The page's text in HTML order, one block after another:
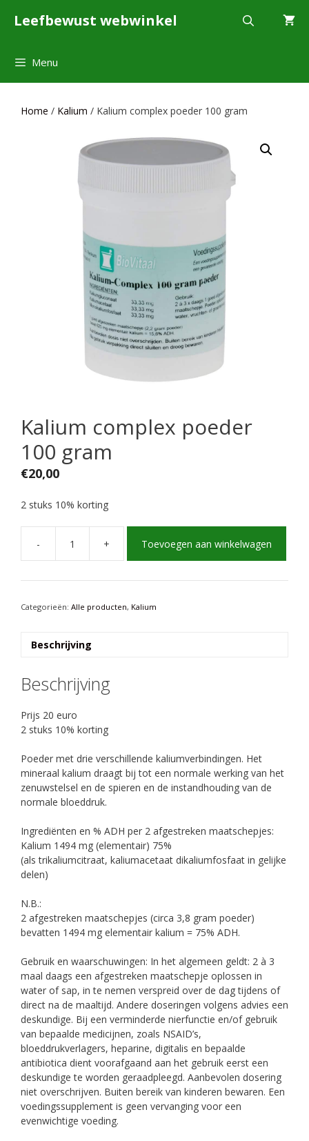
naarLeefbewust webwinkel
Menu
Home / Kalium / Kalium complex poeder 100 gram
Kalium complex poeder
100 gram
€20,00
2 stuks 10% korting
-
Kalium
complex
poeder
gram
+ Toevoegen aan winkelwagen
Categorieën: Alle producten, Kalium
Beschrijving
Beschrijving
Prijs 20 euro
2 stuks 10% korting
Poeder met drie verschillende kaliumverbindingen. Het
mineraal kalium draagt bij tot een normale werking van het
zenuwstelsel en de spieren en de instandhouding van de
normale bloeddruk.
Ingrediënten en % ADH per 2 afgestreken maatschepjes:
Kalium 1494 mg (elementair) 75%
(als trikaliumcitraat, kaliumacetaat dikaliumfosfaat in gelijke
delen)
N.B.:
2 afgestreken maatschepjes (circa 3,8 gram poeder)
bevatten 1494 mg elementair kalium = 75% ADH.
Gebruik en waarschuwingen: In het algemeen geldt: 2 à 3
maal daags een afgestreken maatschepje oplossen in
water of sap, in te nemen verspreid over de dag tijdens of
direct na de maaltijd. Andere doseringen volgens advies een
deskundige. Bij een verminderde nierfunctie en/of gebruik
van bepaalde medicijnen, zoals NSAID’s,
bloeddrukverlagers, heparine, digitalis en bepaalde
antibiotica dient voorafgaand aan het gebruik eerst een
deskundige te worden geraadpleegd. Aanbevolen dosering
niet overschrijven. Buiten bereik van kinderen bewaren. Een
voedingssupplement is geen vervanging voor een
evenwichtige voeding.